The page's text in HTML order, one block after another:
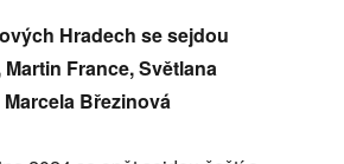
Hradech se sejdou
France, Světlana
Březinová